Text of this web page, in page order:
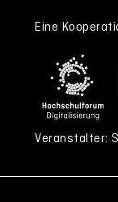
Eine
Veranstalter: